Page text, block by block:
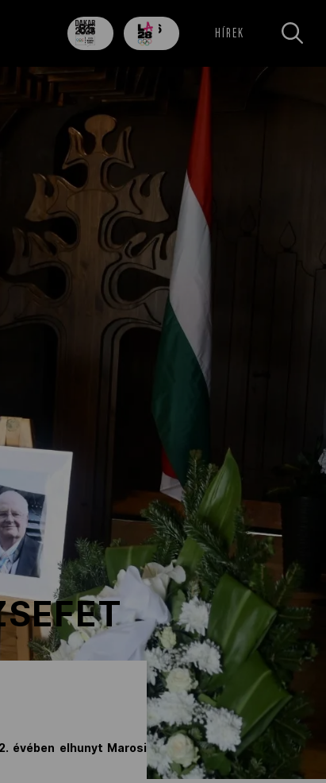
85
nap
706
nap HÍREK
évében elhunyt Marosi